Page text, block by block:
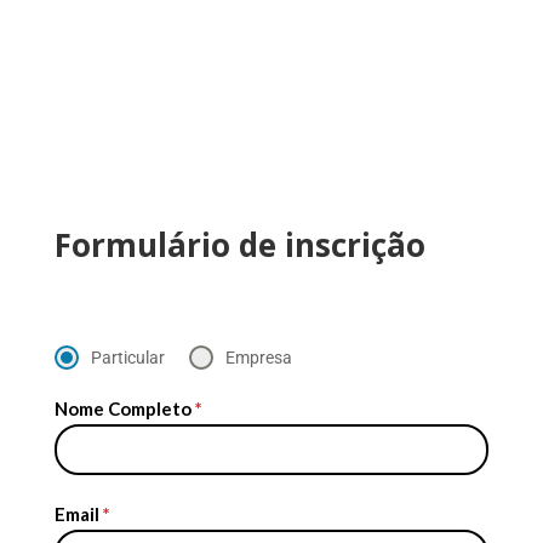
Formulário de inscrição
Particular Empresa
Nome Completo*
Email *